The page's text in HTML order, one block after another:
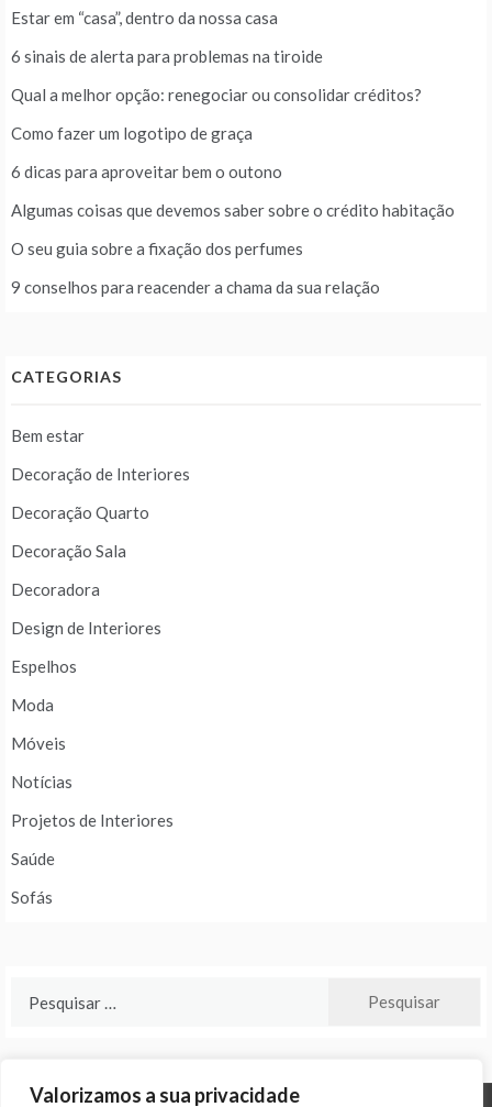
Valorizamos a sua privacidade
Estar em “casa”, dentro da nossa casa
6 sinais de alerta para problemas na tiroide
Qual a melhor opção: renegociar ou consolidar créditos?
Como fazer um logotipo de graça
6 dicas para aproveitar bem o outono
Algumas coisas que devemos saber sobre o crédito habitação
O seu guia sobre a fixação dos perfumes
9 conselhos para reacender a chama da sua relação
CATEGORIAS
Bem estar
Decoração de Interiores
Decoração Quarto
Decoração Sala
Decoradora
Design de Interiores
Espelhos
Moda
Móveis
Notícias
Projetos de Interiores
Saúde
Sofás